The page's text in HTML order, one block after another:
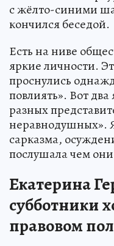
с жёлто-синими
кончился беседой.
Есть на ниве
яркие личности.
проснулись
повлиять». Вот
разных
неравнодушных».
сарказма,
послушала чем
Екатерина
субботники
правовом